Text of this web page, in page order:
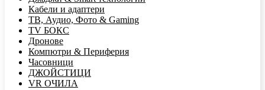
Кабели и адаптери
ТВ, Аудио, Фото & Gaming
TV БОКС
Дронове
Компютри & Периферия
Часовници
ДЖОЙСТИЦИ
VR ОЧИЛА